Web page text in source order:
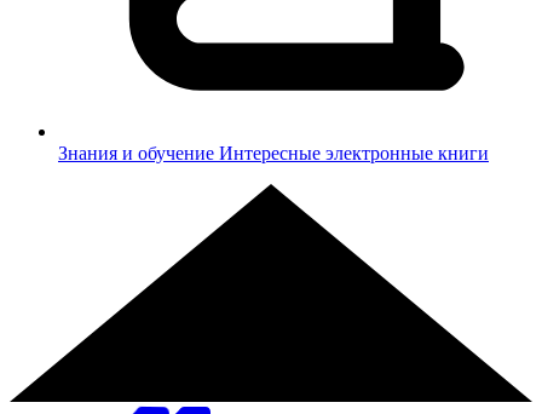
Знания и обучение Интересные электронные книги